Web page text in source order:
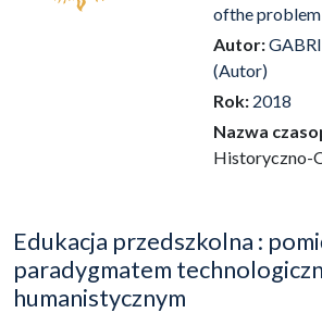
ofthe problem
Autor:
(Autor)
Rok: 2018
Nazwa
Historyczno-
Edukacja przedszkolna :
paradygmatem
humanistycznym